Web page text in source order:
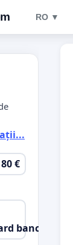
RO ▼
80 €
bancar